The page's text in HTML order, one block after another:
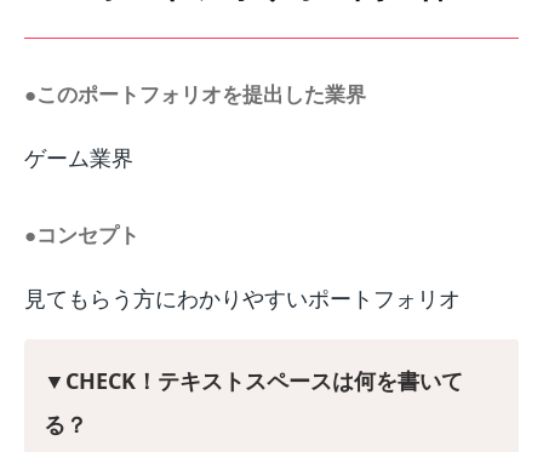
●このポートフォリオを提出した業界
ゲーム業界
●コンセプト
見てもらう方にわかりやすいポートフォリオ
▼CHECK！テキストスペースは何を書いて
る？